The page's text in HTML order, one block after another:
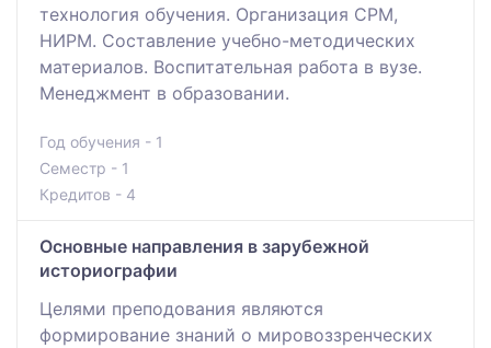
технология обучения. Организация СРМ,
НИРМ. Составление учебно-методических
материалов. Воспитательная работа в вузе.
Менеджмент в образовании.
Год обучения - 1
Семестр - 1
Кредитов - 4
Основные направления в зарубежной
историографии
Целями преподования являются
формирование знаний о мировоззренческих